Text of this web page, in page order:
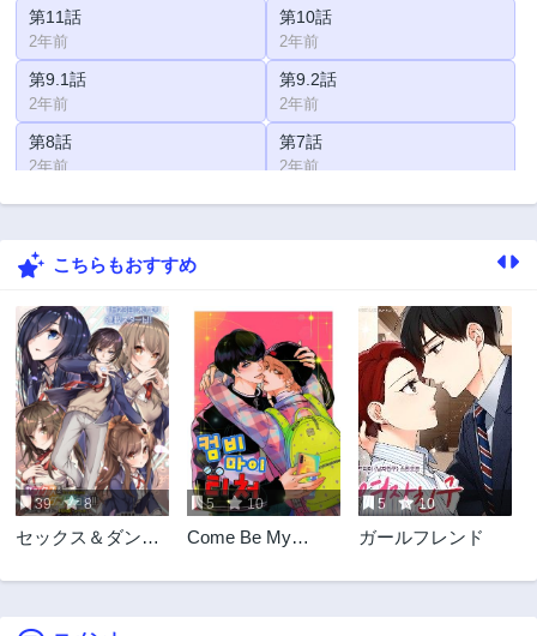
第11話
2年前
第10話
2年前
第9.1話
2年前
第9.2話
2年前
第8話
2年前
第7話
2年前
第6話 第5話
第4話
第2話
2年前 2年前
こちらもおすすめ
39 8
セックス＆ダンジ
地下にH回数＝レ
5 10
Come Be My
5 10
ガールフレンド